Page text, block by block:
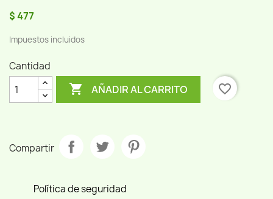
$ 477
Impuestos incluidos
Cantidad
 AÑADIR AL CARRITO favorite_border
Compartir
Política de seguridad